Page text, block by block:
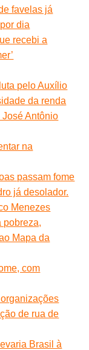
favelas já
dia
recebi a
pelo Auxílio
da renda
Antônio
na
passam fome
já desolador.
Menezes
pobreza,
Mapa da
com
de rua de
Brasil à